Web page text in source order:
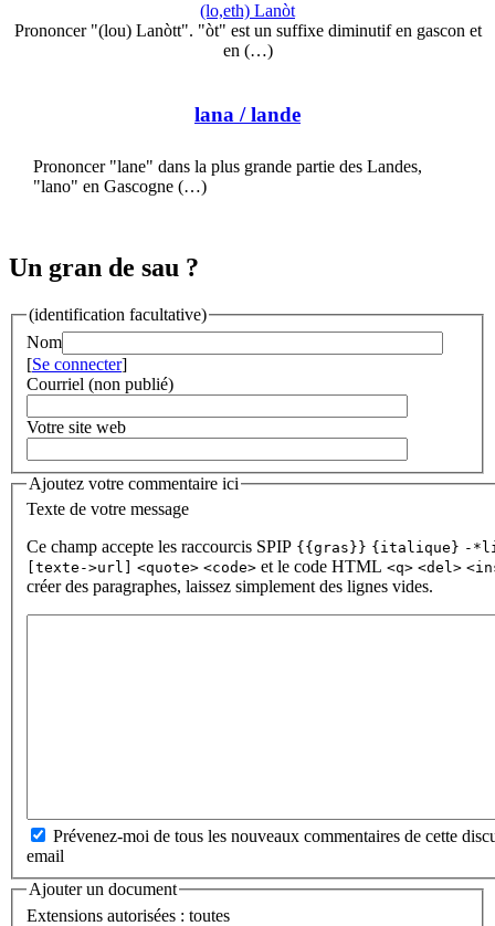
(lo,eth) Lanòt
Prononcer "(lou) Lanòtt". "òt" est un suffixe diminutif en gascon et
en (…)
lana / lande
Prononcer "lane" dans la plus grande partie des Landes,
"lano" en Gascogne (…)
Un gran de sau ?
(identification facultative)
Nom
[Se connecter]
Courriel (non publié)
Votre site web
Ajoutez votre commentaire ici
Texte de votre message
Ce champ accepte les raccourcis SPIP {{gras}} {italique} -
[texte->url]
<quote> <code> et le code HTML <q> <del>
créer des paragraphes, laissez simplement des lignes vides.
Prévenez-moi de tous les nouveaux commentaires de cette
email
Ajouter un document
Extensions autorisées : toutes